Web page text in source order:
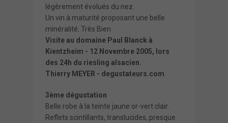
légèrement évolués du nez.
Un vin à maturité proposant une belle
minéralité. Très Bien
Visite au domaine Paul Blanck à
Kientzheim - 12 Novembre 2005, lors
des 24h du riesling alsacien.
Thierry MEYER - degustateurs.com
3ème dégustation
Belle robe à la teinte jaune or-vert clair.
Reflets scintillants, translucides, presque